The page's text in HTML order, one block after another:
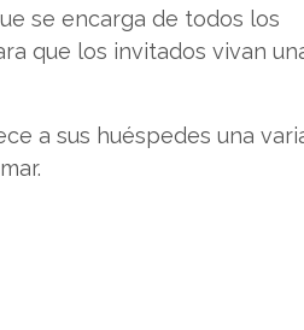
se encarga de todos los
que los invitados vivan
a sus huéspedes una